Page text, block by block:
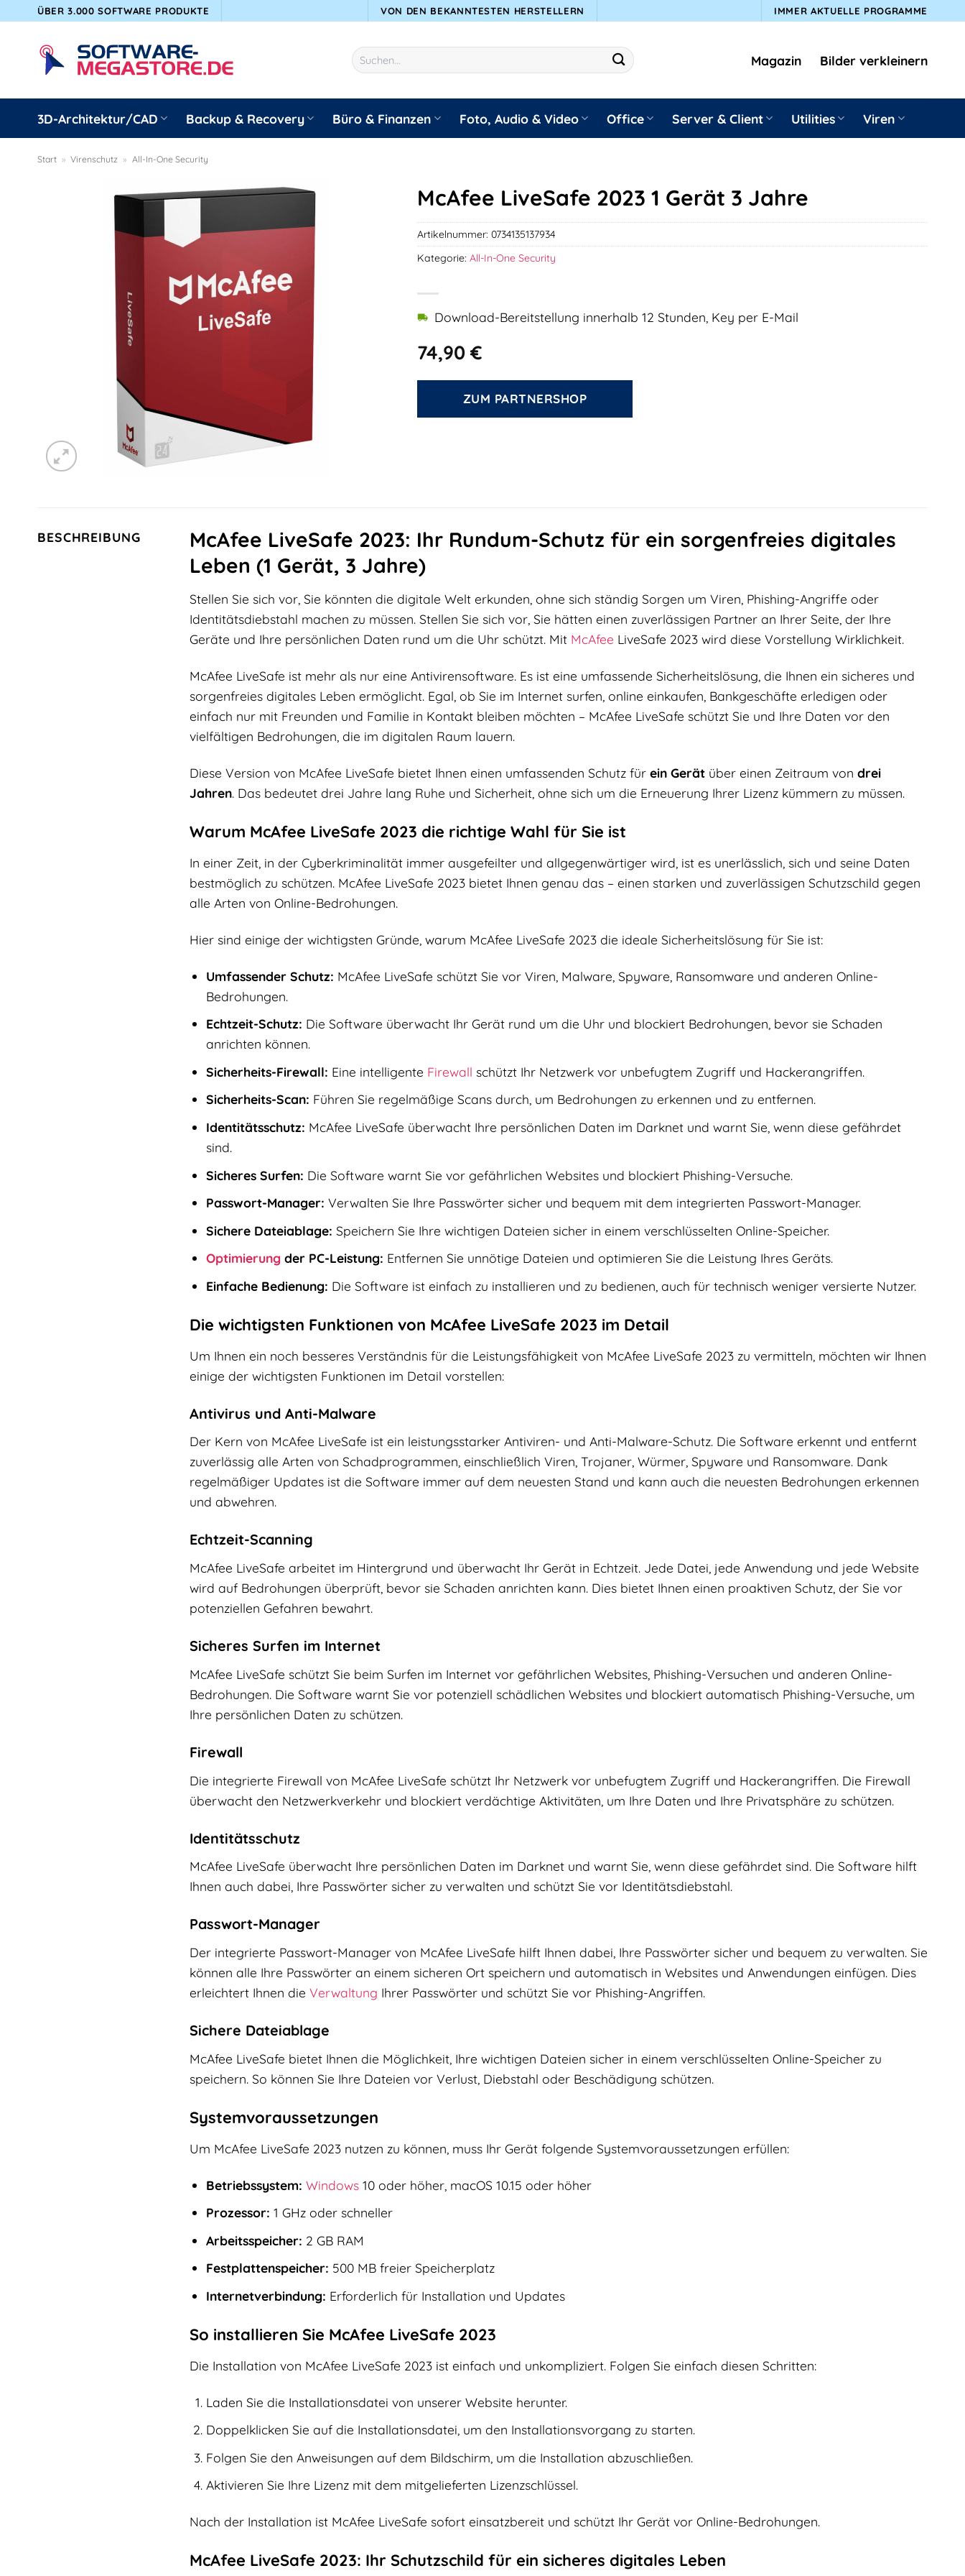
springen
ÜBER 3.000 SOFTWARE PRODUKTE VON DEN BEKANNTESTEN HERSTELLERN IMMER AKTUELLE PROGRAMME
Suchen
nach:
Magazin Bilder verkleinern
3D-Architektur/CAD Backup & Recovery Büro & Finanzen Foto, Audio & Video Office Server & Client Utilities Viren
Start » Virenschutz » All-In-One Security
McAfee LiveSafe 2023 1 Gerät 3 Jahre
74,90€
Download-Bereitstellung innerhalb 12 Stunden, Key per E-Mail
ZUM PARTNERSHOP
Artikelnummer:0734135137934
Kategorie:All-In-One Security
BESCHREIBUNG
McAfee LiveSafe 2023: Ihr Rundum-Schutz für ein sorgenfreies digitales
Leben (1 Gerät, 3 Jahre)
Stellen Sie sich vor, Sie könnten die digitale Welt erkunden, ohne sich ständig Sorgen um Viren, Phishing-Angriffe oder
Identitätsdiebstahl machen zu müssen. Stellen Sie sich vor, Sie hätten einen zuverlässigen Partner an Ihrer Seite, der Ihre
Geräte und Ihre persönlichen Daten rund um die Uhr schützt. Mit McAfee LiveSafe 2023 wird diese Vorstellung Wirklichkeit.
McAfee LiveSafe ist mehr als nur eine Antivirensoftware. Es ist eine umfassende Sicherheitslösung, die Ihnen ein sicheres und
sorgenfreies digitales Leben ermöglicht. Egal, ob Sie im Internet surfen, online einkaufen, Bankgeschäfte erledigen oder
einfach nur mit Freunden und Familie in Kontakt bleiben möchten – McAfee LiveSafe schützt Sie und Ihre Daten vor den
vielfältigen Bedrohungen, die im digitalen Raum lauern.
Diese Version von McAfee LiveSafe bietet Ihnen einen umfassenden Schutz für ein Gerätüber einen Zeitraum von drei
Jahren. Das bedeutet drei Jahre lang Ruhe und Sicherheit, ohne sich um die Erneuerung Ihrer Lizenz kümmern zu müssen.
Warum McAfee LiveSafe 2023 die richtige Wahl für Sie ist
In einer Zeit, in der Cyberkriminalität immer ausgefeilter und allgegenwärtiger wird, ist es unerlässlich, sich und seine Daten
bestmöglich zu schützen. McAfee LiveSafe 2023 bietet Ihnen genau das – einen starken und zuverlässigen Schutzschild gegen
alle Arten von Online-Bedrohungen.
Hier sind einige der wichtigsten Gründe, warum McAfee LiveSafe 2023 die ideale Sicherheitslösung für Sie ist:
Umfassender Schutz: McAfee LiveSafe schützt Sie vor Viren, Malware, Spyware, Ransomware und anderen Online-
Bedrohungen.
Echtzeit-Schutz: Die Software überwacht Ihr Gerät rund um die Uhr und blockiert Bedrohungen, bevor sie Schaden
anrichten können.
Sicherheits-Firewall: Eine intelligente Firewall schützt Ihr Netzwerk vor unbefugtem Zugriff und Hackerangriffen.
Sicherheits-Scan: Führen Sie regelmäßige Scans durch, um Bedrohungen zu erkennen und zu entfernen.
Identitätsschutz: McAfee LiveSafe überwacht Ihre persönlichen Daten im Darknet und warnt Sie, wenn diese gefährdet
sind.
Sicheres Surfen: Die Software warnt Sie vor gefährlichen Websites und blockiert Phishing-Versuche.
Passwort-Manager: Verwalten Sie Ihre Passwörter sicher und bequem mit dem integrierten Passwort-Manager.
Sichere Dateiablage: Speichern Sie Ihre wichtigen Dateien sicher in einem verschlüsselten Online-Speicher.
Optimierung der PC-Leistung: Entfernen Sie unnötige Dateien und optimieren Sie die Leistung Ihres Geräts.
Einfache Bedienung: Die Software ist einfach zu installieren und zu bedienen, auch für technisch weniger versierte Nutzer.
Die wichtigsten Funktionen von McAfee LiveSafe 2023 im Detail
Um Ihnen ein noch besseres Verständnis für die Leistungsfähigkeit von McAfee LiveSafe 2023 zu vermitteln, möchten wir Ihnen
einige der wichtigsten Funktionen im Detail vorstellen:
Antivirus und Anti-Malware
Der Kern von McAfee LiveSafe ist ein leistungsstarker Antiviren- und Anti-Malware-Schutz. Die Software erkennt und entfernt
zuverlässig alle Arten von Schadprogrammen, einschließlich Viren, Trojaner, Würmer, Spyware und Ransomware. Dank
regelmäßiger Updates ist die Software immer auf dem neuesten Stand und kann auch die neuesten Bedrohungen erkennen
und abwehren.
Echtzeit-Scanning
McAfee LiveSafe arbeitet im Hintergrund und überwacht Ihr Gerät in Echtzeit. Jede Datei, jede Anwendung und jede Website
wird auf Bedrohungen überprüft, bevor sie Schaden anrichten kann. Dies bietet Ihnen einen proaktiven Schutz, der Sie vor
potenziellen Gefahren bewahrt.
Sicheres Surfen im Internet
McAfee LiveSafe schützt Sie beim Surfen im Internet vor gefährlichen Websites, Phishing-Versuchen und anderen Online-
Bedrohungen. Die Software warnt Sie vor potenziell schädlichen Websites und blockiert automatisch Phishing-Versuche, um
Ihre persönlichen Daten zu schützen.
Firewall
Die integrierte Firewall von McAfee LiveSafe schützt Ihr Netzwerk vor unbefugtem Zugriff und Hackerangriffen. Die Firewall
überwacht den Netzwerkverkehr und blockiert verdächtige Aktivitäten, um Ihre Daten und Ihre Privatsphäre zu schützen.
Identitätsschutz
McAfee LiveSafe überwacht Ihre persönlichen Daten im Darknet und warnt Sie, wenn diese gefährdet sind. Die Software hilft
Ihnen auch dabei, Ihre Passwörter sicher zu verwalten und schützt Sie vor Identitätsdiebstahl.
Passwort-Manager
Der integrierte Passwort-Manager von McAfee LiveSafe hilft Ihnen dabei, Ihre Passwörter sicher und bequem zu verwalten. Sie
können alle Ihre Passwörter an einem sicheren Ort speichern und automatisch in Websites und Anwendungen einfügen. Dies
erleichtert Ihnen die Verwaltung Ihrer Passwörter und schützt Sie vor Phishing-Angriffen.
Sichere Dateiablage
McAfee LiveSafe bietet Ihnen die Möglichkeit, Ihre wichtigen Dateien sicher in einem verschlüsselten Online-Speicher zu
speichern. So können Sie Ihre Dateien vor Verlust, Diebstahl oder Beschädigung schützen.
Systemvoraussetzungen
Um McAfee LiveSafe 2023 nutzen zu können, muss Ihr Gerät folgende Systemvoraussetzungen erfüllen:
Betriebssystem: Windows10 oder höher, macOS 10.15 oder höher
Prozessor: 1 GHz oder schneller
Arbeitsspeicher: 2 GB RAM
Festplattenspeicher: 500 MB freier Speicherplatz
Internetverbindung: Erforderlich für Installation und Updates
So installieren Sie McAfee LiveSafe 2023
Die Installation von McAfee LiveSafe 2023 ist einfach und unkompliziert. Folgen Sie einfach diesen Schritten:
Laden Sie die Installationsdatei von unserer Website herunter.
Doppelklicken Sie auf die Installationsdatei, um den Installationsvorgang zu starten.
Folgen Sie den Anweisungen auf dem Bildschirm, um die Installation abzuschließen.
Aktivieren Sie Ihre Lizenz mit dem mitgelieferten Lizenzschlüssel.
Nach der Installation ist McAfee LiveSafe sofort einsatzbereit und schützt Ihr Gerät vor Online-Bedrohungen.
McAfee LiveSafe 2023: Ihr Schutzschild für ein sicheres digitales Leben